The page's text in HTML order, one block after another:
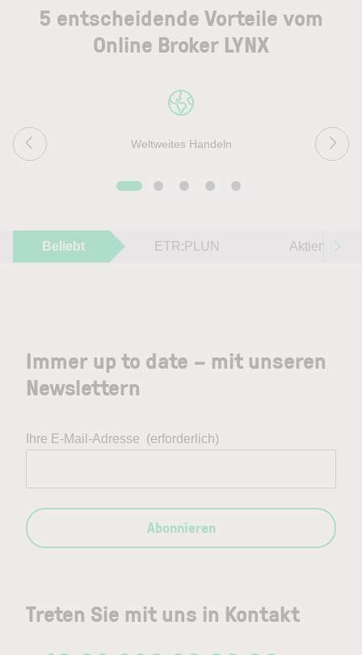
5 entscheidende Vorteile vom
Online Broker LYNX
Weltweites Handeln
Beliebt ETR:PLUN Aktien im
Treten Sie mit uns in Kontakt
Immer up to date – mit unseren
Newslettern
Ihre E-Mail-Adresse (erforderlich)
Abonnieren